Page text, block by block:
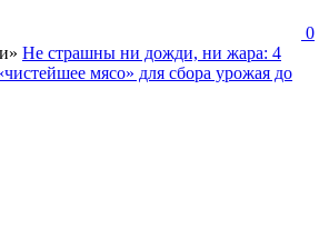
0
Не страшны ни дожди, ни жара: 4
мясо» для сбора урожая до